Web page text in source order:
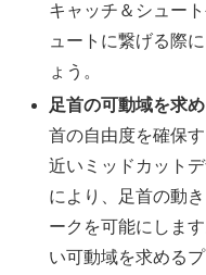
キャッチ＆シュー
ュートに繋げる際
ょう。
足首の可動域を求
首の自由度を確保
近いミッドカット
により、足首の動
ークを可能にしま
い可動域を求める